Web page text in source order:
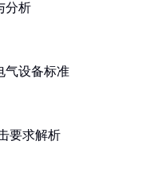
分析
气设备标准
要求解析